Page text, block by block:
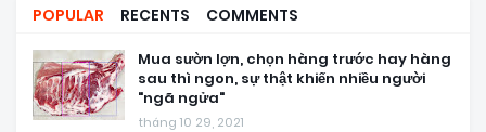
POPULAR RECENTS COMMENTS
Mua sườn lợn, chọn hàng trước hay hàng
sau thì ngon, sự thật khiến nhiều người
"ngã ngửa"
tháng 10 29, 2021